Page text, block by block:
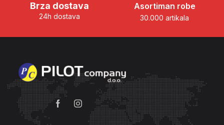
Brza dostava
24h dostava
Asortiman robe
30.000 artikala